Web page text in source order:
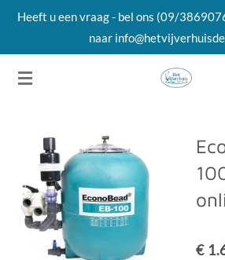
Ga
de
Heeft u een vraag - bel ons (09/
naar
€